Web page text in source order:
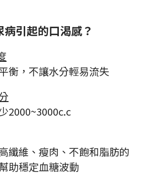
引起的口渴感？
衡，不讓水分輕易流失
2000~3000c.c
纖維、瘦肉、不飽和脂肪的
助穩定血糖波動